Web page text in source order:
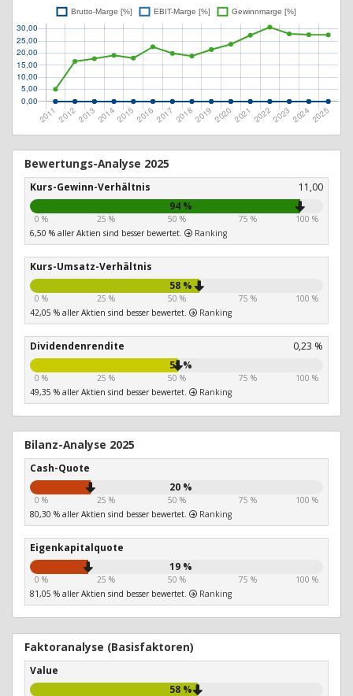
Bewertungs-Analyse 2025
Kurs-Gewinn-Verhältnis
11,00
94 %
0 % 25 % 50 % 75 %
100 %
6,50 % aller Aktien sind besser bewertet.
Ranking
Kurs-Umsatz-Verhältnis
58 %
0 % 25 % 50 % 75 %
100 %
42,05 % aller Aktien sind besser bewertet.
Ranking
Dividendenrendite
0,23 %
51 %
0 % 25 % 50 % 75 %
100 %
49,35 % aller Aktien sind besser bewertet.
Ranking
Bilanz-Analyse 2025
Cash-Quote
20 %
0 % 25 % 50 % 75 %
100 %
80,30 % aller Aktien sind besser bewertet.
Ranking
Eigenkapitalquote
19 %
0 % 25 % 50 % 75 %
100 %
81,05 % aller Aktien sind besser bewertet.
Ranking
Faktoranalyse (Basisfaktoren)
Value
58 %